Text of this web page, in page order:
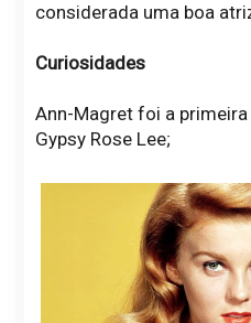
considerada uma boa
Curiosidades
Ann-Magret foi a
Gypsy Rose Lee;